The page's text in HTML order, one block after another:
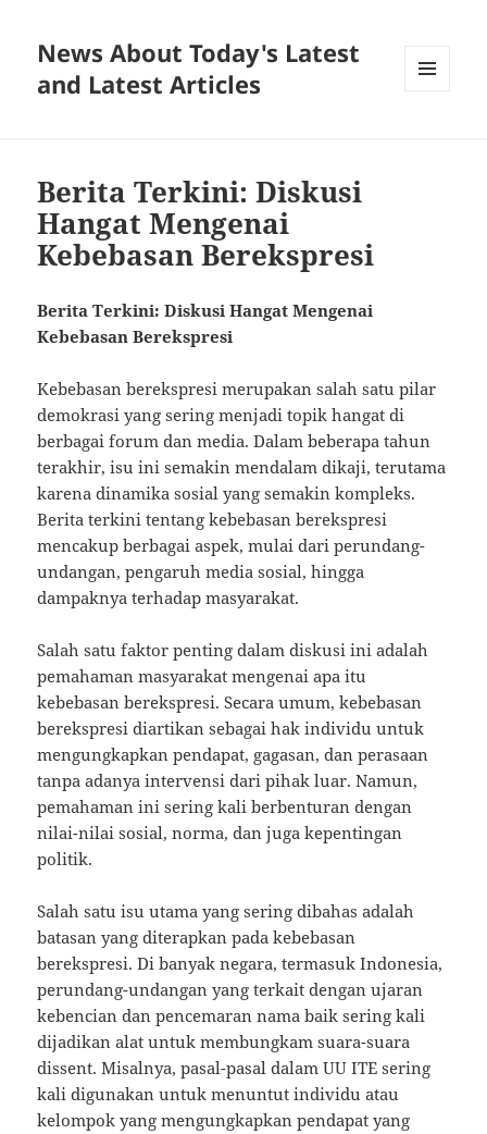
News About Today's Latest
and Latest Articles
Berita Terkini: Diskusi
Hangat Mengenai
Kebebasan Berekspresi
Berita Terkini: Diskusi Hangat Mengenai
Kebebasan Berekspresi
Kebebasan berekspresi merupakan salah satu pilar
demokrasi yang sering menjadi topik hangat di
berbagai forum dan media. Dalam beberapa tahun
terakhir, isu ini semakin mendalam dikaji, terutama
karena dinamika sosial yang semakin kompleks.
Berita terkini tentang kebebasan berekspresi
mencakup berbagai aspek, mulai dari perundang-
undangan, pengaruh media sosial, hingga
dampaknya terhadap masyarakat.
Salah satu faktor penting dalam diskusi ini adalah
pemahaman masyarakat mengenai apa itu
kebebasan berekspresi. Secara umum, kebebasan
berekspresi diartikan sebagai hak individu untuk
mengungkapkan pendapat, gagasan, dan perasaan
tanpa adanya intervensi dari pihak luar. Namun,
pemahaman ini sering kali berbenturan dengan
nilai-nilai sosial, norma, dan juga kepentingan
politik.
Salah satu isu utama yang sering dibahas adalah
batasan yang diterapkan pada kebebasan
berekspresi. Di banyak negara, termasuk Indonesia,
perundang-undangan yang terkait dengan ujaran
kebencian dan pencemaran nama baik sering kali
dijadikan alat untuk membungkam suara-suara
dissent. Misalnya, pasal-pasal dalam UU ITE sering
kali digunakan untuk menuntut individu atau
kelompok yang mengungkapkan pendapat yang